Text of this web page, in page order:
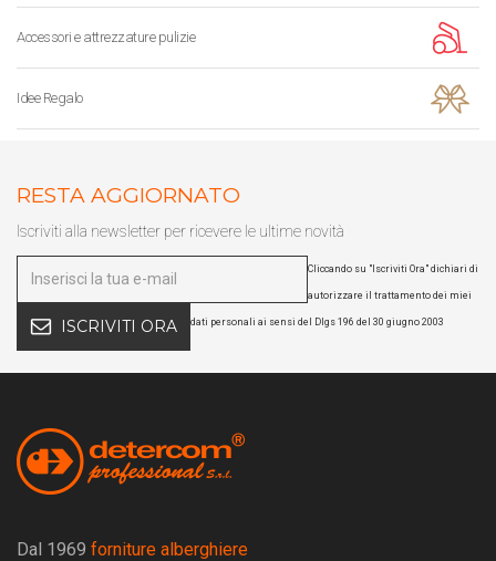
Accessori e attrezzature pulizie
Idee Regalo
RESTA AGGIORNATO
Iscriviti alla newsletter per ricevere le ultime novità
ISCRIVITI ORA
Cliccando su "Iscriviti Ora" dichiari di
autorizzare il trattamento dei miei
dati personali ai sensi del Dlgs 196 del 30 giugno 2003
Dal 1969 forniture alberghiere